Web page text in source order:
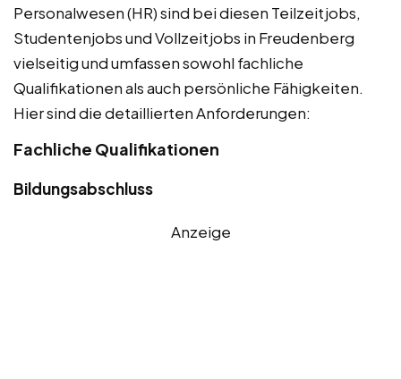
Personalwesen (HR) sind bei diesen Teilzeitjobs,
Studentenjobs und Vollzeitjobs in Freudenberg
vielseitig und umfassen sowohl fachliche
Qualifikationen als auch persönliche Fähigkeiten.
Hier sind die detaillierten Anforderungen:
Fachliche Qualifikationen
Bildungsabschluss
Anzeige